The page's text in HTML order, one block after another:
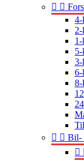
 
4-
3-
6-
8-
  Bil-
